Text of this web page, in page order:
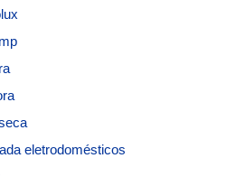
eletrodomésticos